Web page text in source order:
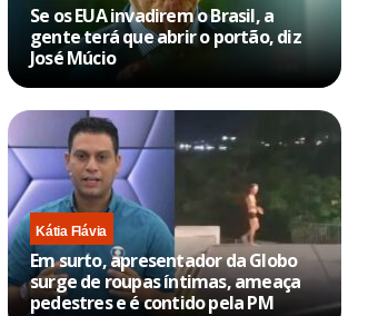
Se os EUA invadirem o Brasil, a
gente terá que abrir o portão, diz
José Múcio
Kátia Flávia
Em surto, apresentador da Globo
surge de roupas íntimas, ameaça
pedestres e é contido pela PM